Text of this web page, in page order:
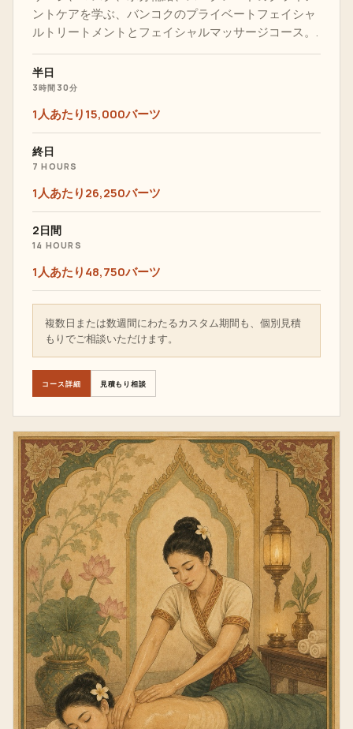
ントケアを学ぶ、バンコクのプライベートフェイシャ
ルトリートメントとフェイシャルマッサージコース。.
半日
3時間30分
1人あたり15,000バーツ
終日
7 HOURS
1人あたり26,250バーツ
2日間
14 HOURS
1人あたり48,750バーツ
複数日または数週間にわたるカスタム期間も、個別見積
もりでご相談いただけます。
コース詳細 見積もり相談